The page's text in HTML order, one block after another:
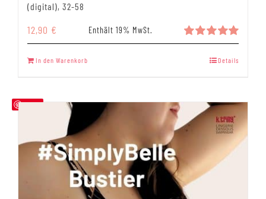
(digital), 32-58
Bewertet
5.00
12,90 € Enthält 19% MwSt.
In den Warenkorb Details
Save